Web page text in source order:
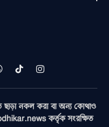
TikTokInstagram
ছাড়া নকল করা বা অন্য কোথাও
কর্তৃক সংরক্ষিত